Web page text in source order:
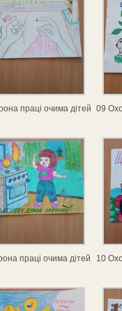
праці очима дітей 09
праці очима дітей 10